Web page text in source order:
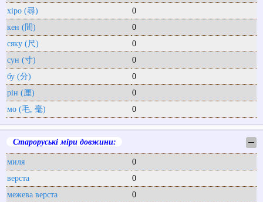
хіро (尋)
0
кен (間)
0
сяку (尺)
0
сун (寸)
0
бу (分)
0
рін (厘)
0
мо (毛, 毫)
0
Староруські міри довжини: ─
миля
0
верста
0
межева верста
0